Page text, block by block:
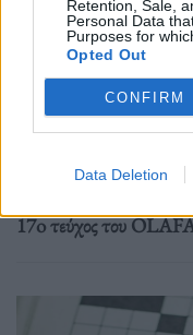
Retention, Sale,
Personal Data
Purposes for
Opted Out
CONFIRM
Data Deletion
Περιοδικό
Λύση
#Τεύχος 17
17o τεύχος του